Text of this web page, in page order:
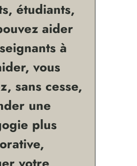
étudiants,
aider
à
vous
sans cesse,
une
plus